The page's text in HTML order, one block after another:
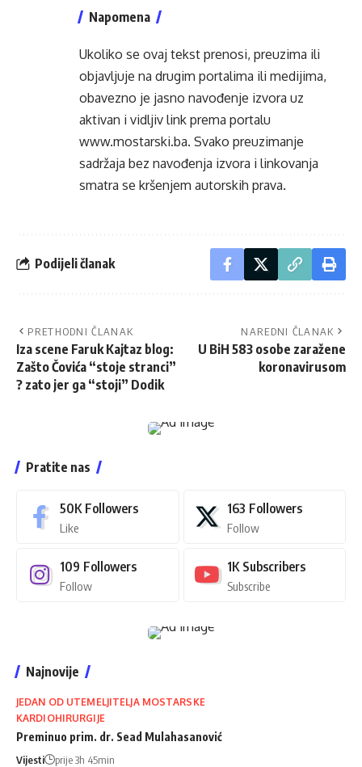
Napomena
Ukoliko se ovaj tekst prenosi, preuzima ili
objavljuje na drugim portalima ili medijima,
obavezno je jasno navođenje izvora uz
aktivan i vidljiv link prema portalu
www.mostarski.ba. Svako preuzimanje
sadržaja bez navođenja izvora i linkovanja
smatra se kršenjem autorskih prava.
Podijeli članak
PRETHODNI ČLANAK
Iza scene Faruk Kajtaz blog:
Zašto Čovića “stoje stranci”
? zato jer ga “stoji” Dodik
NAREDNI ČLANAK
U BiH 583 osobe zaražene
koronavirusom
Pratite nas
50K Followers
Like
163 Followers
Follow
109 Followers
Follow
1K Subscribers
Subscribe
Najnovije
JEDAN OD UTEMELJITELJA MOSTARSKE
KARDIOHIRURGIJE
Preminuo prim. dr. Sead Mulahasanović
Vijesti prije 3h 45min